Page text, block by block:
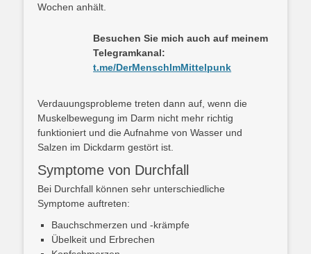
Wochen anhält.
Besuchen Sie mich auch auf meinem
Telegramkanal:
t.me/DerMenschImMittelpunk
Verdauungsprobleme treten dann auf, wenn die
Muskelbewegung im Darm nicht mehr richtig
funktioniert und die Aufnahme von Wasser und
Salzen im Dickdarm gestört ist.
Symptome von Durchfall
Bei Durchfall können sehr unterschiedliche
Symptome auftreten:
Bauchschmerzen und -krämpfe
Übelkeit und Erbrechen